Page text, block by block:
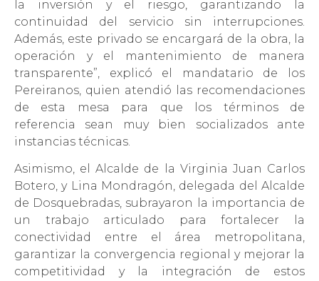
la inversión y el riesgo, garantizando la
continuidad del servicio sin interrupciones.
Además, este privado se encargará de la obra, la
operación y el mantenimiento de manera
transparente”, explicó el mandatario de los
Pereiranos, quien atendió las recomendaciones
de esta mesa para que los términos de
referencia sean muy bien socializados ante
instancias técnicas.
Asimismo, el Alcalde de la Virginia Juan Carlos
Botero, y Lina Mondragón, delegada del Alcalde
de Dosquebradas, subrayaron la importancia de
un trabajo articulado para fortalecer la
conectividad entre el área metropolitana,
garantizar la convergencia regional y mejorar la
competitividad y la integración de estos